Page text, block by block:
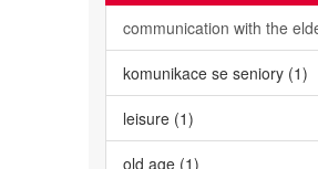
communication with the
komunikace se seniory (1)
leisure (1)
old age (1)